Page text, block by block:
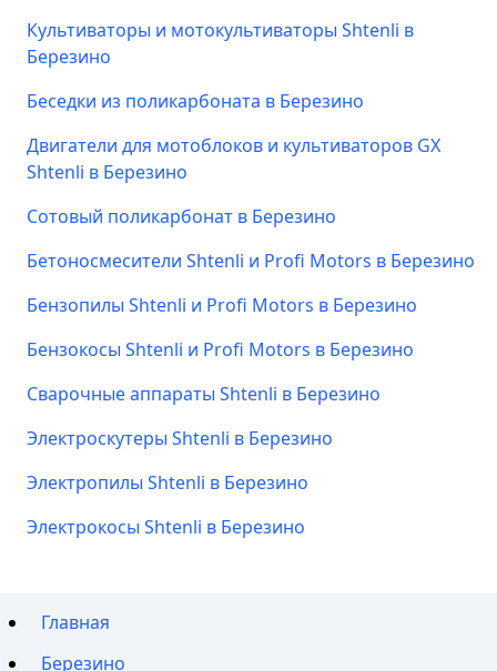
Культиваторы и мотокультиваторы Shtenli в
Березино
Беседки из поликарбоната в Березино
Двигатели для мотоблоков и культиваторов GX
Shtenli в Березино
Сотовый поликарбонат в Березино
Бетоносмесители Shtenli и Profi Motors в Березино
Бензопилы Shtenli и Profi Motors в Березино
Бензокосы Shtenli и Profi Motors в Березино
Сварочные аппараты Shtenli в Березино
Электроскутеры Shtenli в Березино
Электропилы Shtenli в Березино
Электрокосы Shtenli в Березино
Главная
Березино